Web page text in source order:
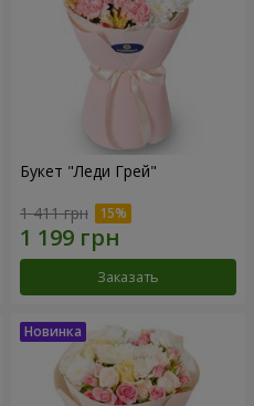
Букет "Леди Грей"
1 411 грн
Заказать